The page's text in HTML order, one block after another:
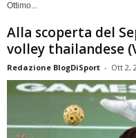
Ottimo...
Alla scoperta del
volley thailandese
Redazione BlogDiSport - Ott 2,